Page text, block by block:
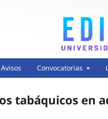
Avisos Convocatorias
tabáquicos en